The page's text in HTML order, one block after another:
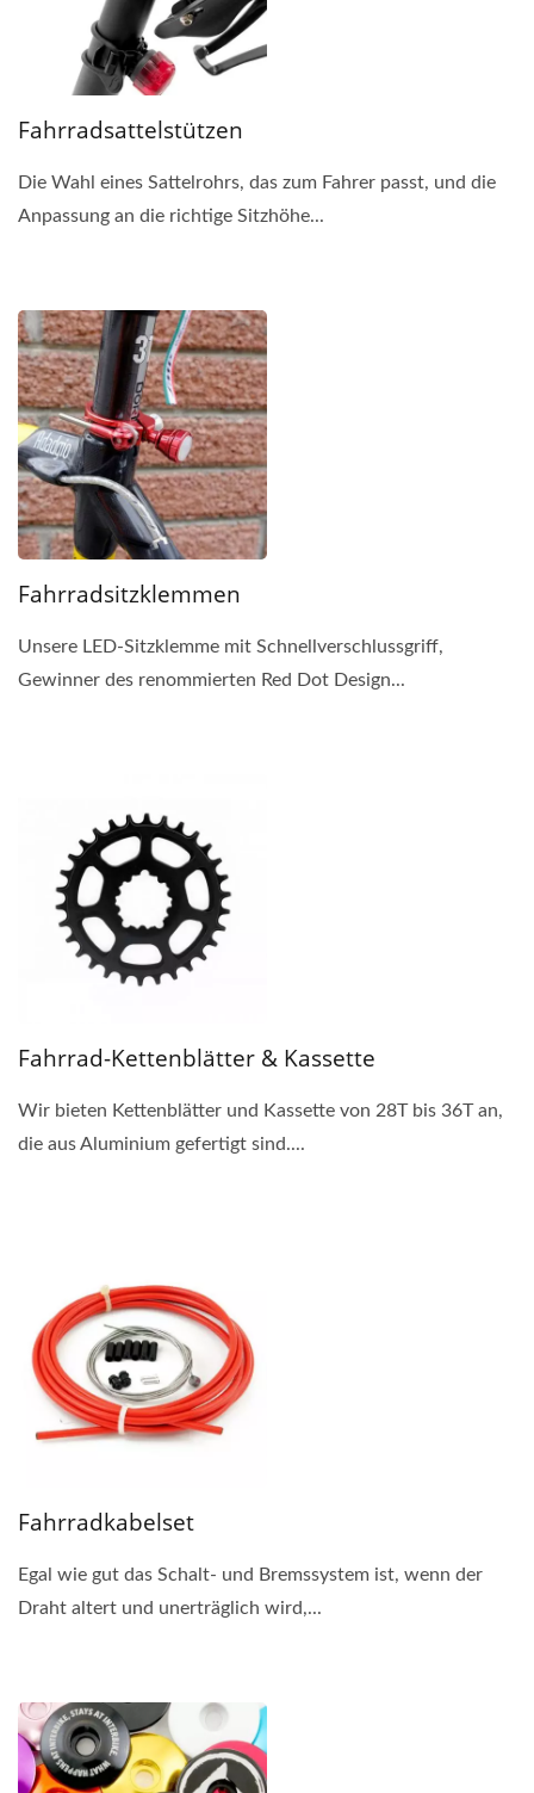
Fahrradsattelstützen
Die Wahl eines Sattelrohrs, das zum Fahrer passt, und die
Anpassung an die richtige Sitzhöhe...
Fahrradsitzklemmen
Unsere LED-Sitzklemme mit Schnellverschlussgriff,
Gewinner des renommierten Red Dot Design...
Fahrrad-Kettenblätter & Kassette
Wir bieten Kettenblätter und Kassette von 28T bis 36T an,
die aus Aluminium gefertigt sind....
Fahrradkabelset
Egal wie gut das Schalt- und Bremssystem ist, wenn der
Draht altert und unerträglich wird,...